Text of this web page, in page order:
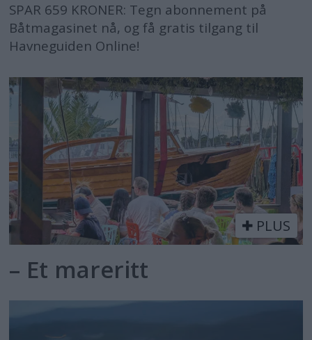
SPAR 659 KRONER: Tegn abonnement på
Båtmagasinet nå, og få gratis tilgang til
Havneguiden Online!
PLUS
– Et mareritt